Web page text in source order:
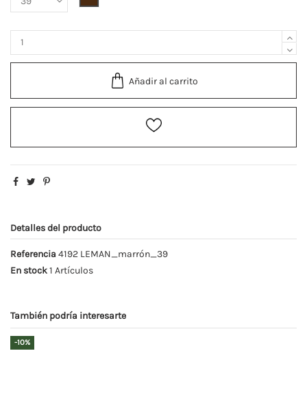
Añadir al carrito
Detalles del producto
Referencia 4192 LEMAN_marrón_39
En stock1 Artículos
También podría interesarte
-10%